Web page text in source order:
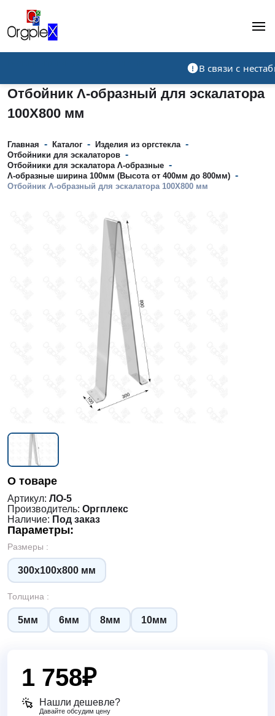
В связи с
Отбойник Λ-образный для эскалатора
100Х800 мм
Главная - Каталог - Изделия из оргстекла -
Отбойники для эскалаторов -
Отбойники для эскалатора Λ-образные -
Λ-образные ширина 100мм (Высота от 400мм до 800мм) -
Отбойник Λ-образный для эскалатора 100Х800 мм
О товаре
Артикул: ЛО-5
Производитель: Оргплекс
Наличие: Под заказ
Параметры:
Размеры :
300х100х800 мм
Толщина :
5мм 6мм 8мм 10мм
1 758₽
Нашли дешевле?
Давайте обсудим цену